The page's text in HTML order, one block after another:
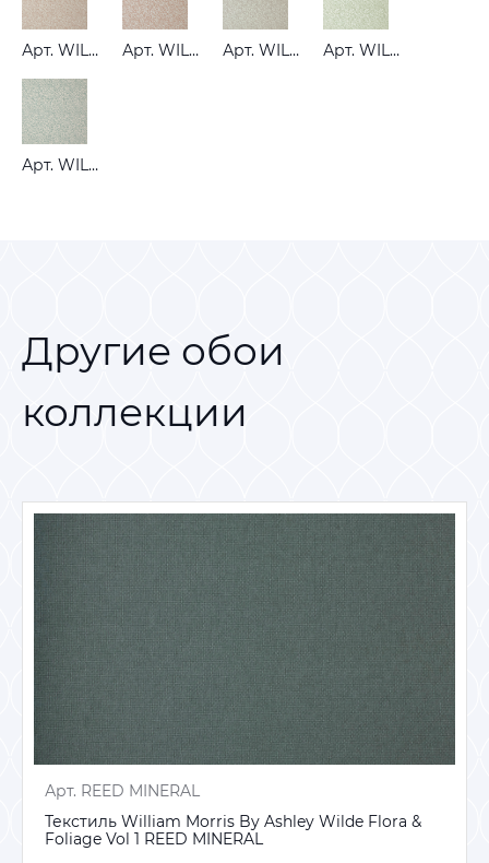
Арт. WILLOW BOUGH WOVEN BLOSSOM Арт. WILLOW BOUGH WOVEN BRICK Арт. WILLOW BOUGH WOVEN COBBLE Арт. WILLOW BOUGH WOVEN LICHEN
Арт. WILLOW BOUGH WOVEN SKY
Другие обои
коллекции
Арт. REED MINERAL
Текстиль William Morris By Ashley Wilde Flora &
Foliage Vol 1 REED MINERAL